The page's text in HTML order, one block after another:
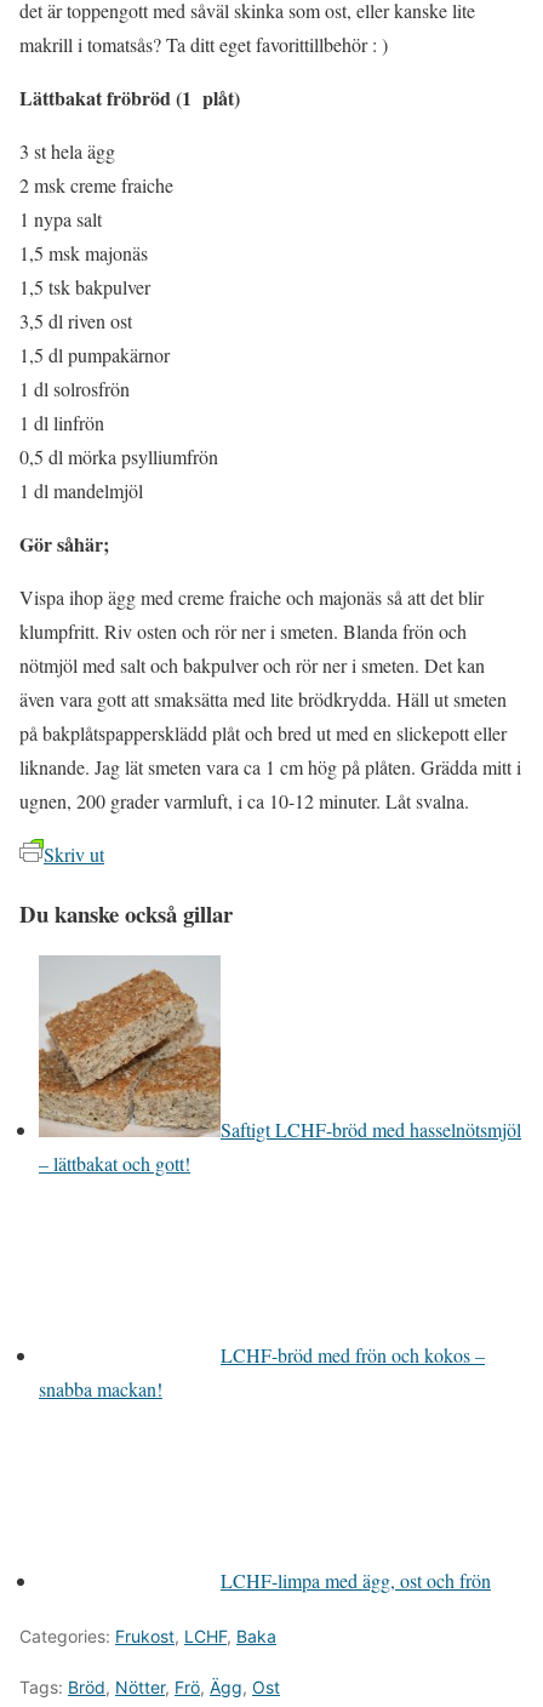
det är toppengott med såväl skinka som ost, eller kanske lite
makrill i tomatsås? Ta ditt eget favorittillbehör : )
Lättbakat fröbröd (1 plåt)
3 st hela ägg
2 msk creme fraiche
1 nypa salt
1,5 msk majonäs
1,5 tsk bakpulver
3,5 dl riven ost
1,5 dl pumpakärnor
1 dl solrosfrön
1 dl linfrön
0,5 dl mörka psylliumfrön
1 dl mandelmjöl
Gör såhär;
Vispa ihop ägg med creme fraiche och majonäs så att det blir
klumpfritt. Riv osten och rör ner i smeten. Blanda frön och
nötmjöl med salt och bakpulver och rör ner i smeten. Det kan
även vara gott att smaksätta med lite brödkrydda. Häll ut smeten
på bakplåtspappersklädd plåt och bred ut med en slickepott eller
liknande. Jag lät smeten vara ca 1 cm hög på plåten. Grädda mitt i
ugnen, 200 grader varmluft, i ca 10-12 minuter. Låt svalna.
Skriv ut
Du kanske också gillar
Saftigt LCHF-bröd med hasselnötsmjöl
– lättbakat och gott!
LCHF-bröd med frön och kokos –
snabba mackan!
LCHF-limpa med ägg, ost och frön
Categories: Frukost, LCHF, Baka
Tags: Bröd, Nötter, Frö, Ägg, Ost